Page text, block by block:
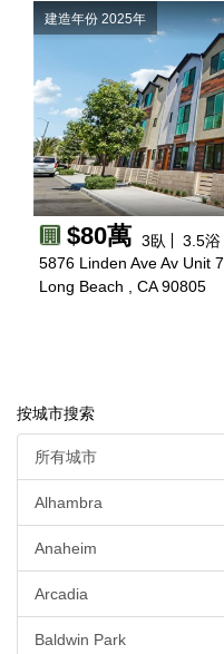
建造年份 2025年
$80萬 3臥 3.5浴
5876 Linden Ave Av Unit 7
Long Beach , CA 90805
按城市搜索
所有城市
Alhambra
Anaheim
Arcadia
Baldwin Park